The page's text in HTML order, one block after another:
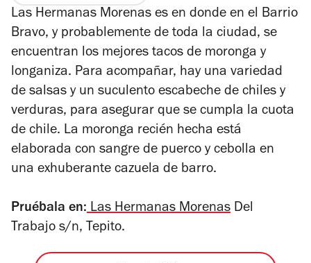
Las Hermanas Morenas es en donde en el Barrio
Bravo, y probablemente de toda la ciudad, se
encuentran los mejores tacos de moronga y
longaniza. Para acompañar, hay una variedad
de salsas y un suculento escabeche de chiles y
verduras, para asegurar que se cumpla la cuota
de chile. La moronga recién hecha está
elaborada con sangre de puerco y cebolla en
una exhuberante cazuela de barro.
Pruébala en:Las Hermanas Morenas Del
Trabajo s/n, Tepito.